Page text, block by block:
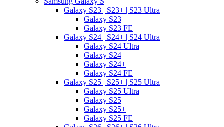
Galaxy S23 | S23+ | S23 Ultra
Galaxy S23
Galaxy S23 FE
Galaxy S24 | S24+ | S24 Ultra
Galaxy S24 Ultra
Galaxy S24
Galaxy S24+
Galaxy S24 FE
Galaxy S25 | S25+ | S25 Ultra
Galaxy S25 Ultra
Galaxy S25
Galaxy S25+
Galaxy S25 FE